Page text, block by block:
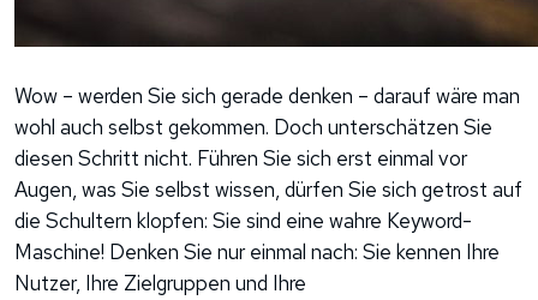
Wow – werden Sie sich gerade denken – darauf wäre man
wohl auch selbst gekommen. Doch unterschätzen Sie
diesen Schritt nicht. Führen Sie sich erst einmal vor
Augen, was Sie selbst wissen, dürfen Sie sich getrost auf
die Schultern klopfen: Sie sind eine wahre Keyword-
Maschine! Denken Sie nur einmal nach: Sie kennen Ihre
Nutzer, Ihre Zielgruppen und Ihre